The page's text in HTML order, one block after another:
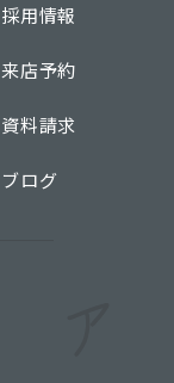
採用情報
来店予約
資料請求
ブログ